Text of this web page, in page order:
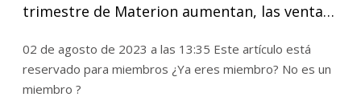
trimestre de Materion aumentan, las ventas
02 de agosto de 2023 a las 13:35 Este artículo está
reservado para miembros ¿Ya eres miembro? No es un
miembro ?